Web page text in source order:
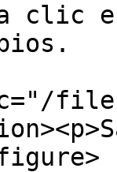
clic
files/